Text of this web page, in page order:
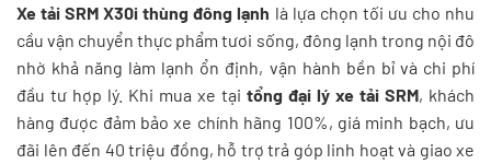
Xe tải SRM X30i thùng đông lạnh là lựa chọn tối ưu cho nhu
cầu vận chuyển thực phẩm tươi sống, đông lạnh trong nội đô
nhờ khả năng làm lạnh ổn định, vận hành bền bỉ và chi phí
đầu tư hợp lý. Khi mua xe tại tổng đại lý xe tải SRM, khách
hàng được đảm bảo xe chính hãng 100%, giá minh bạch, ưu
đãi lên đến 40 triệu đồng, hỗ trợ trả góp linh hoạt và giao xe